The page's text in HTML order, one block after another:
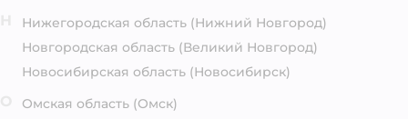
Нижегородская область (Нижний Новгород)
Новгородская область (Великий Новгород)
Новосибирская область (Новосибирск)
Омская область (Омск)